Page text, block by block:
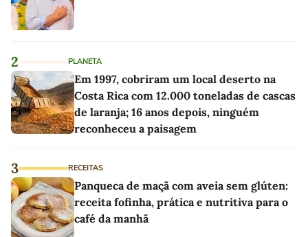
2 PLANETA
Em 1997, cobriram um local deserto na
Costa Rica com 12.000 toneladas de cascas
de laranja; 16 anos depois, ninguém
reconheceu a paisagem
3 RECEITAS
Panqueca de maçã com aveia sem glúten:
receita fofinha, prática e nutritiva para o
café da manhã